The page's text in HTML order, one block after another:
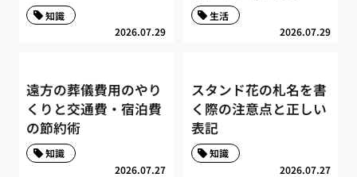
2026.07.29
知識
2026.07.29
生活
遠方の葬儀費用のやり
くりと交通費・宿泊費
の節約術
2026.07.27
知識
スタンド花の札名を書
く際の注意点と正しい
表記
2026.07.27
知識